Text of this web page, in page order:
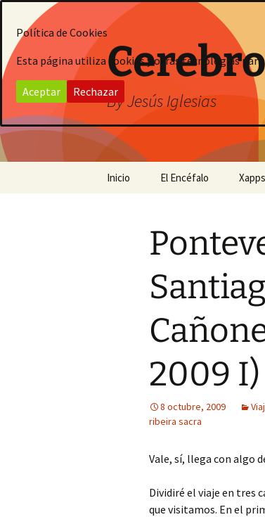
contenido
By Jesús Iglesias
Inicio El Encéfalo Xapps
2009 I)
8 octubre, 2009
ribeira sacra
Vale, sí, llega con algo
Dividiré el viaje en tres
que visitamos. En el
Política de Cookies
Esta página utiliza cookies y otras tecnologías
Aceptar Rechazar